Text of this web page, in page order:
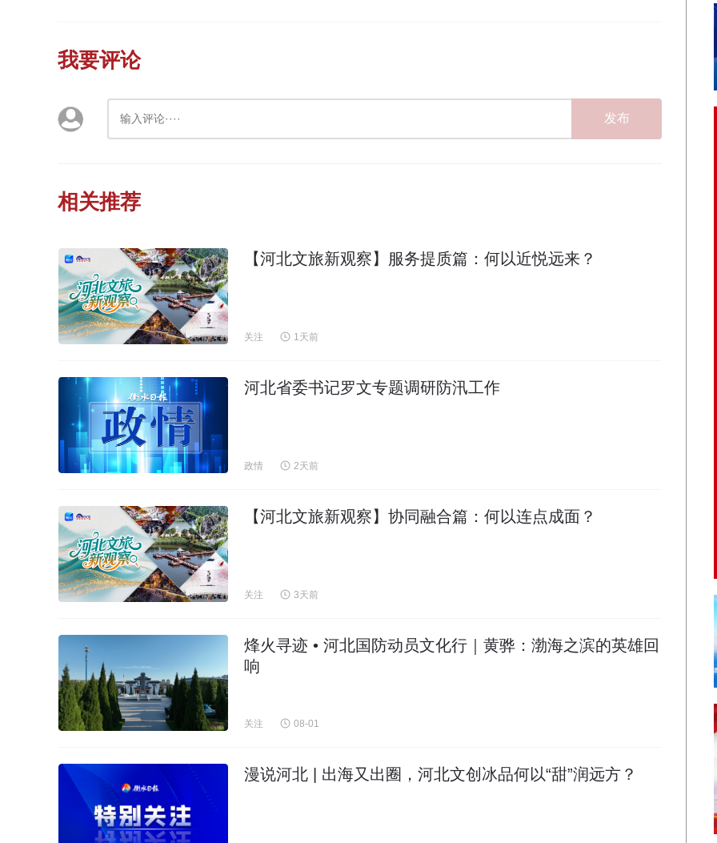
我要评论
发布
相关推荐
【河北文旅新观察】服务提质篇：何以近悦远来？
关注 1天前
河北省委书记罗文专题调研防汛工作
政情 2天前
【河北文旅新观察】协同融合篇：何以连点成面？
关注 3天前
烽火寻迹 • 河北国防动员文化行｜黄骅：渤海之滨的英雄回
响
关注 08-01
漫说河北 | 出海又出圈，河北文创冰品何以“甜”润远方？